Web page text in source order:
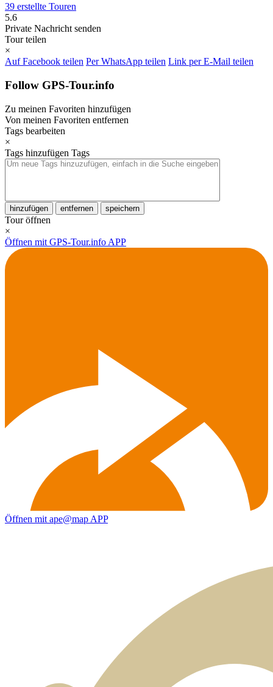
39 erstellte Touren
5.6
Private Nachricht senden
Tour teilen
×
Auf Facebook teilen Per WhatsApp teilen Link per E-Mail teilen
Follow GPS-Tour.info
Zu meinen Favoriten hinzufügen
Von meinen Favoriten entfernen
Tags bearbeiten
×
Tags hinzufügen Tags
hinzufügen entfernen speichern
Tour öffnen
×
Öffnen mit GPS-Tour.info APP
Öffnen mit ape@map APP